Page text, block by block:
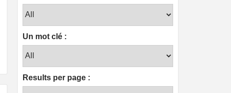
Un mot clé :
Results per page :